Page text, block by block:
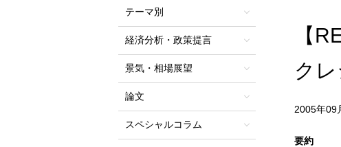
【
ク
2005年09
要約
テーマ別
経済分析・政策提言
景気・相場展望
論文
スペシャルコラム